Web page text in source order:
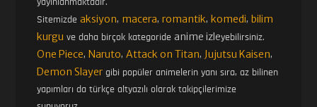
yayınlanmaktadır.
Sitemizdeaksiyon, macera,romantik, komedi, bilim
kurgu ve daha birçok kategoride anime izleyebilirsiniz.
One Piece, Naruto,Attack on Titan, Jujutsu Kaisen,
Demon Slayer gibi popüler animelerin yanı sıra, az bilinen
yapımları da türkçe altyazılı olarak takipçilerimize